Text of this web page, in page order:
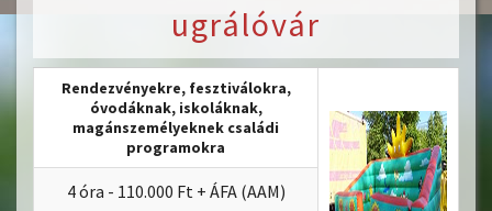
ugrálóvár
Rendezvényekre, fesztiválokra,
óvodáknak, iskoláknak,
magánszemélyeknek családi
programokra
4 óra - 110.000 Ft + ÁFA (AAM)